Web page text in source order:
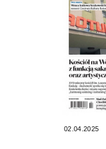
02.04.2025